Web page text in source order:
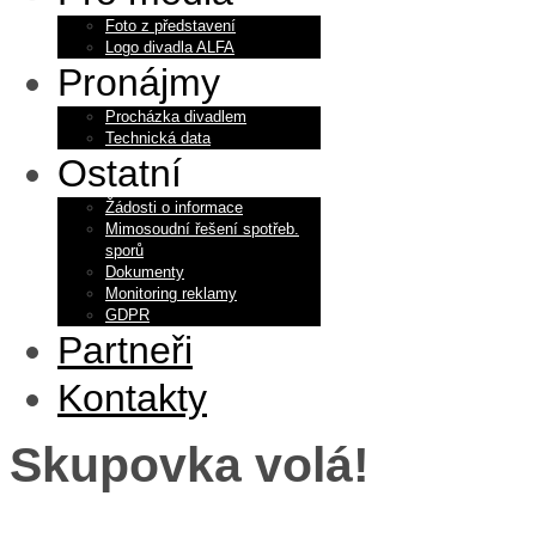
Foto z představení
Logo divadla ALFA
Pronájmy
Procházka divadlem
Technická data
Ostatní
Žádosti o informace
Mimosoudní řešení spotřeb.
sporů
Dokumenty
Monitoring reklamy
GDPR
Partneři
Kontakty
Skupovka volá!